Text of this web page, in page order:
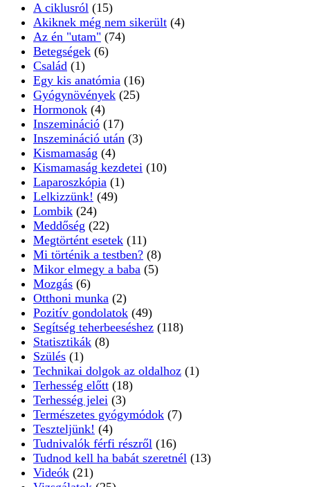
A ciklusról (15)
Akiknek még nem sikerült (4)
Az én "utam" (74)
Betegségek (6)
Család (1)
Egy kis anatómia (16)
Gyógynövények (25)
Hormonok (4)
Inszemináció (17)
Inszemináció után (3)
Kismamaság (4)
Kismamaság kezdetei (10)
Laparoszkópia (1)
Lelkizzünk! (49)
Lombik (24)
Meddőség (22)
Megtörtént esetek (11)
Mi történik a testben? (8)
Mikor elmegy a baba (5)
Mozgás (6)
Otthoni munka (2)
Pozitív gondolatok (49)
Segítség teherbeeséshez (118)
Statisztikák (8)
Szülés (1)
Technikai dolgok az oldalhoz (1)
Terhesség előtt (18)
Terhesség jelei (3)
Természetes gyógymódok (7)
Teszteljünk! (4)
Tudnivalók férfi részről (16)
Tudnod kell ha babát szeretnél (13)
Videók (21)